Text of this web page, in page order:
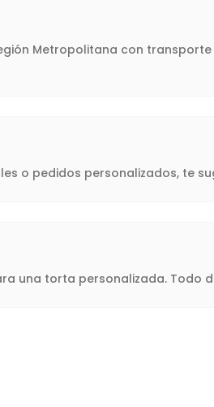
Metropolitana con
o pedidos personalizados, te
una torta personalizada. Todo